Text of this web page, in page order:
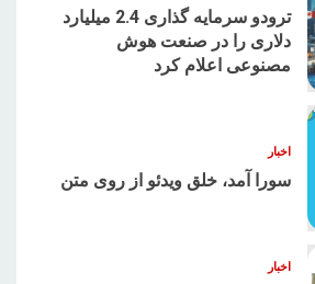
ترودو سرمایه گذاری 2.4 میلیارد
دلاری را در صنعت هوش
مصنوعی اعلام کرد
اخبار
سورا آمد، خلق ویدئو از روی متن
اخبار